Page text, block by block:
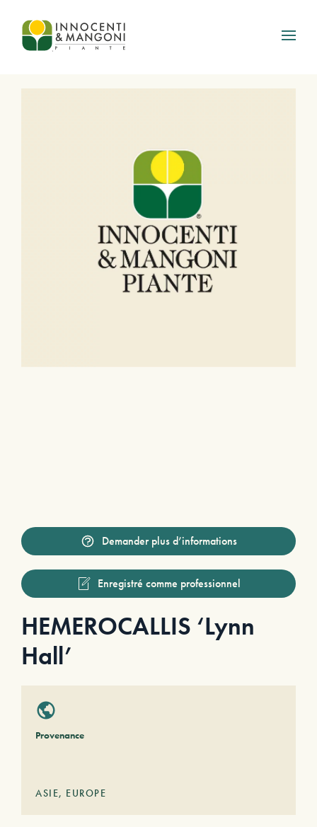
Skip to main content
Demander plus d’informations
Enregistré comme professionnel
HEMEROCALLIS ‘Lynn
Hall’
Provenance
ASIE, EUROPE